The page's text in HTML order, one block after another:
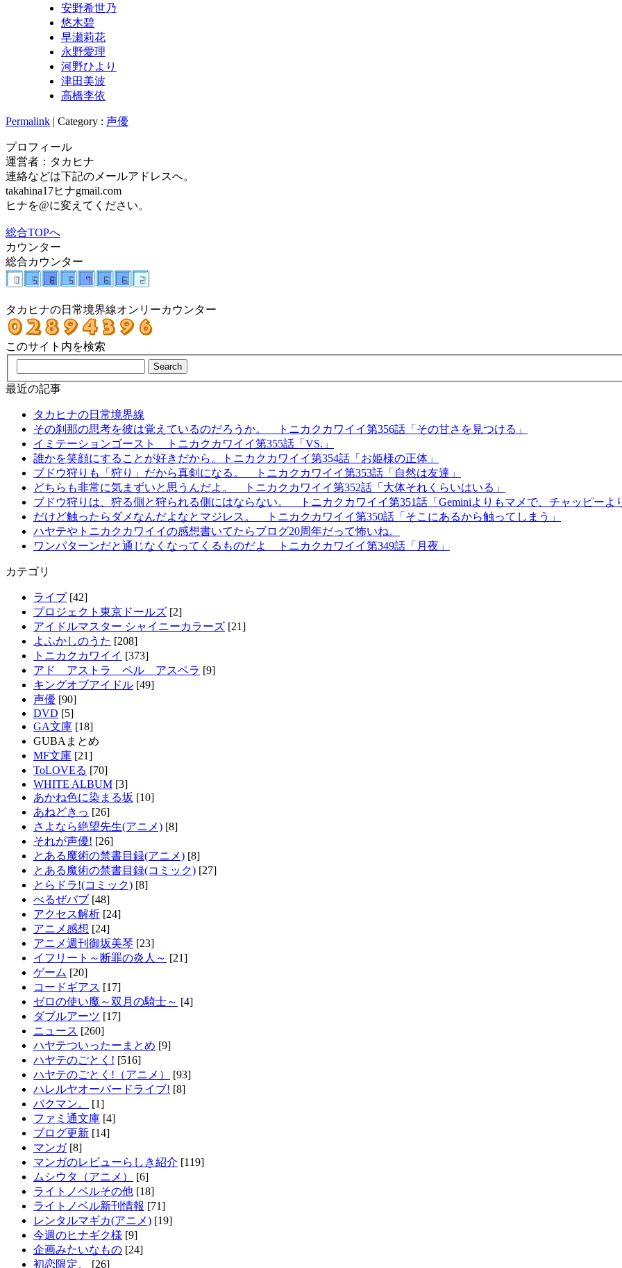
安野希世乃
悠木碧
早瀬莉花
永野愛理
河野ひより
津田美波
高橋李依
Permalink | Category : 声優
プロフィール
運営者：タカヒナ
連絡などは下記のメールアドレスへ。
takahina17ヒナgmail.com
ヒナを@に変えてください。
総合TOPへ
カウンター
総合カウンター
タカヒナの日常境界線オンリーカウンター
このサイト内を検索
最近の記事
タカヒナの日常境界線
その刹那の思考を彼は覚えているのだろうか。 トニカクカワイイ第356話「その甘さを見つける」
イミテーションゴースト トニカクカワイイ第355話「VS.」
誰かを笑顔にすることが好きだから。トニカクカワイイ第354話「お姫様の正体」
ブドウ狩りも「狩り」だから真剣になる。 トニカクカワイイ第353話「自然は友達」
どちらも非常に気まずいと思うんだよ。 トニカクカワイイ第352話「大体それくらいはいる」
ブドウ狩りは、狩る側と狩られる側にはならない。 トニカクカワイイ第351話「Geminiよりもマメで、チャッピーよ
だけど触ったらダメなんだよなとマジレス。 トニカクカワイイ第350話「そこにあるから触ってしまう」
ハヤテやトニカクカワイイの感想書いてたらブログ20周年だって怖いね。
ワンパターンだと通じなくなってくるものだよ トニカクカワイイ第349話「月夜」
カテゴリ
ライブ [42]
プロジェクト東京ドールズ [2]
アイドルマスター シャイニーカラーズ [21]
よふかしのうた [208]
トニカクカワイイ [373]
アド アストラ ペル アスペラ [9]
キングオブアイドル [49]
声優 [90]
DVD [5]
GA文庫 [18]
GUBAまとめ
MF文庫 [21]
ToLOVEる [70]
WHITE ALBUM [3]
あかね色に染まる坂 [10]
あねどきっ [26]
さよなら絶望先生(アニメ) [8]
それが声優! [26]
とある魔術の禁書目録(アニメ) [8]
とある魔術の禁書目録(コミック) [27]
とらドラ!(コミック) [8]
べるぜバブ [48]
アクセス解析 [24]
アニメ感想 [24]
アニメ週刊御坂美琴 [23]
イフリート～断罪の炎人～ [21]
ゲーム [20]
コードギアス [17]
ゼロの使い魔～双月の騎士～ [4]
ダブルアーツ [17]
ニュース [260]
ハヤテついったーまとめ [9]
ハヤテのごとく! [516]
ハヤテのごとく!（アニメ）
[93]
ハレルヤオーバードライブ! [8]
バクマン。
[1]
ファミ通文庫 [4]
ブログ更新 [14]
マンガ[8]
マンガのレビューらしき紹介 [119]
ムシウタ（アニメ）
[6]
ライトノベルその他 [18]
ライトノベル新刊情報 [71]
レンタルマギカ(アニメ) [19]
今週のヒナギク様 [9]
企画みたいなもの [24]
初恋限定。
[26]